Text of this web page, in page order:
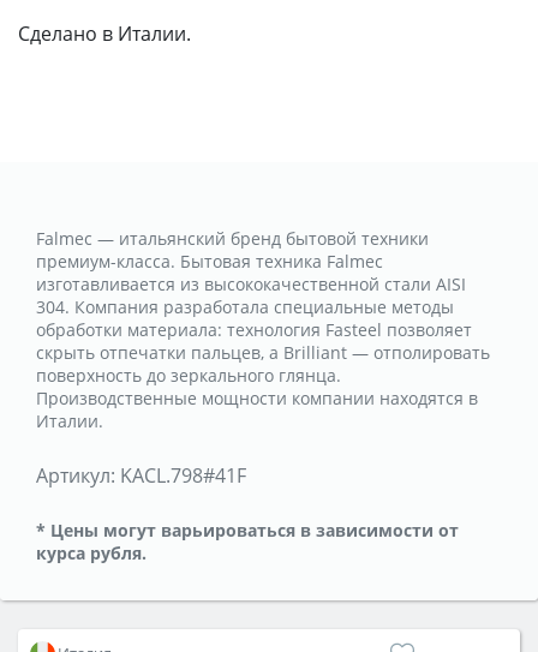
Сделано в Италии.
Falmec — итальянский бренд бытовой техники
премиум-класса. Бытовая техника Falmec
изготавливается из высококачественной стали AISI
304. Компания разработала специальные методы
обработки материала: технология Fasteel позволяет
скрыть отпечатки пальцев, а Brilliant — отполировать
поверхность до зеркального глянца.
Производственные мощности компании находятся в
Италии.
Артикул: KACL.798#41F
* Цены могут варьироваться в зависимости от
курса рубля.